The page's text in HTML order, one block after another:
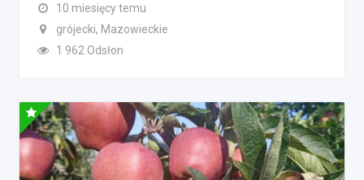
10 miesięcy temu
grójecki, Mazowieckie
1 962 Odsłon